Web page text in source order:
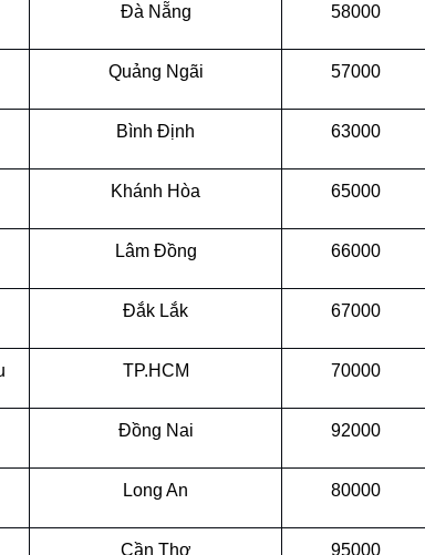
Đà Nẵng 58000
Quảng Ngãi 57000
Bình Định 63000
Khánh Hòa 65000
Lâm Đồng 66000
Đắk Lắk 67000
TP.HCM 70000
Đồng Nai 92000
Long An 80000
Cần Thơ 95000